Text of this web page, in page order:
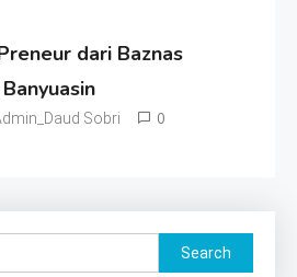
dari Baznas
Sobri 0
Search